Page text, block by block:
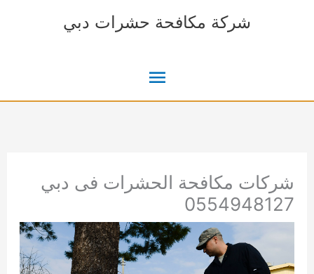
شركة مكافحة حشرات دبي
القائمة
شركات مكافحة الحشرات فى دبي
0554948127